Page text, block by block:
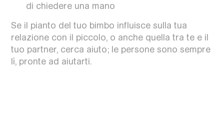
di chiedere una mano
Se il pianto del tuo bimbo influisce sulla tua
relazione con il piccolo, o anche quella tra te e il
tuo partner, cerca aiuto; le persone sono sempre
lì, pronte ad aiutarti.